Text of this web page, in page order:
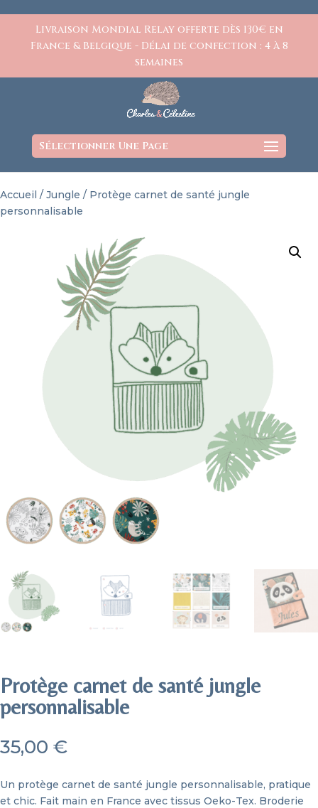
Livraison Mondial Relay offerte dès 130€ en
France & Belgique - Délai de confection : 4 à 8
semaines
Sélectionner Une Page
Accueil / Jungle / Protège carnet de santé jungle
personnalisable
Protège carnet de santé jungle
personnalisable
35,00 €
Un protège carnet de santé jungle personnalisable, pratique
et chic. Fait main en France avec tissus Oeko-Tex. Broderie